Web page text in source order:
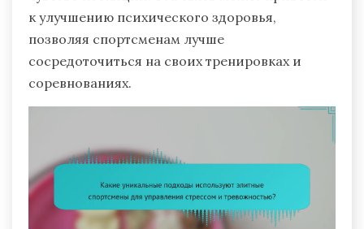
к улучшению психического здоровья,
позволяя спортсменам лучше
сосредоточиться на своих тренировках и
соревнованиях.